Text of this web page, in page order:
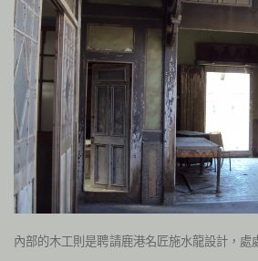
內部的木工則是聘請鹿港名匠施水龍設計，處